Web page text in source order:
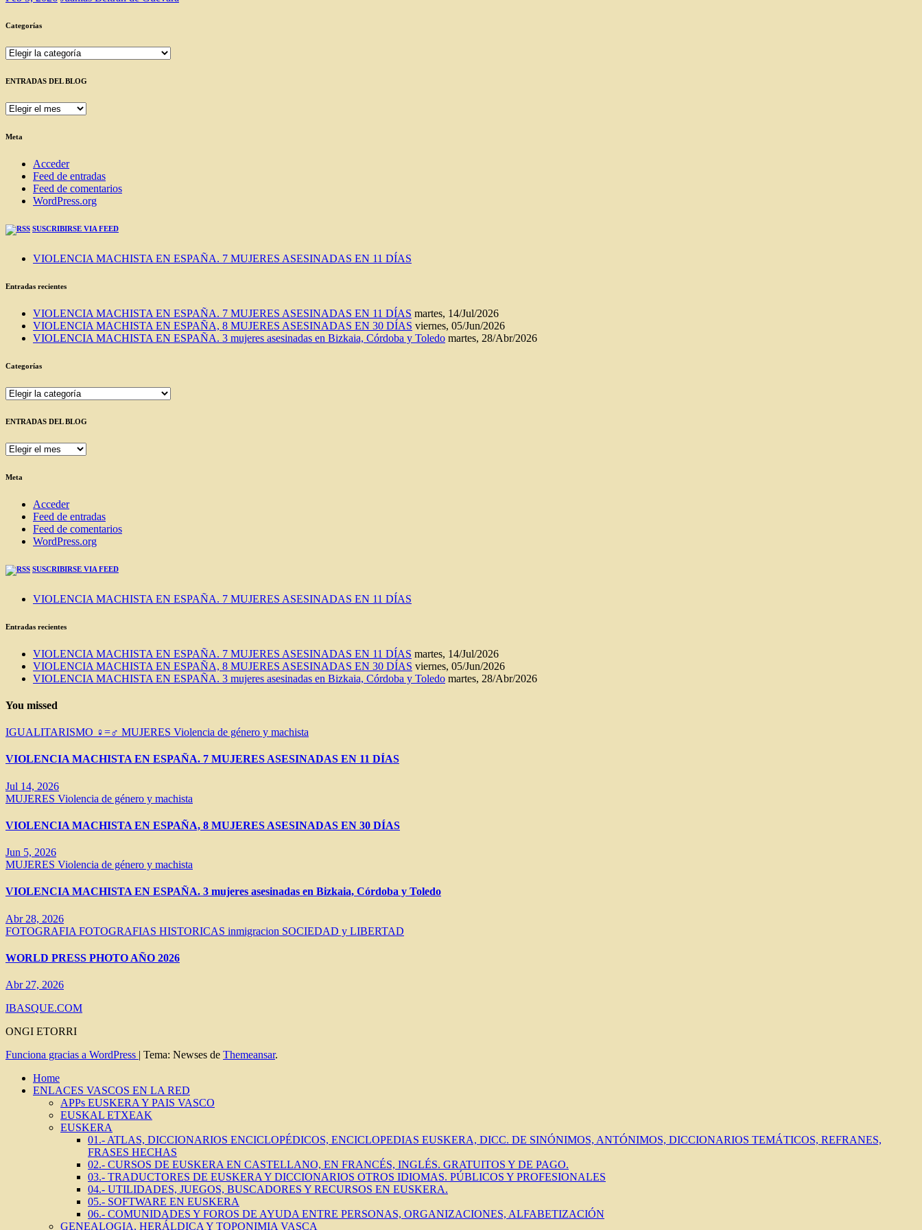
Categorías
Categorías
ENTRADAS DEL BLOG
ENTRADAS
BLOG
Meta
Acceder
Feed de entradas
Feed de comentarios
WordPress.org
SUSCRIBIRSE VIA FEED
VIOLENCIA MACHISTA EN ESPAÑA. 7 MUJERES ASESINADAS EN 11 DÍAS
Entradas recientes
VIOLENCIA MACHISTA EN ESPAÑA. 7 MUJERES ASESINADAS EN 11 DÍAS martes, 14/Jul/2026
VIOLENCIA MACHISTA EN ESPAÑA, 8 MUJERES ASESINADAS EN 30 DÍAS viernes, 05/Jun/2026
VIOLENCIA MACHISTA EN ESPAÑA. 3 mujeres asesinadas en Bizkaia, Córdoba y Toledo martes, 28/Abr/2026
Categorías
Categorías
ENTRADAS DEL BLOG
ENTRADAS
BLOG
Meta
Acceder
Feed de entradas
Feed de comentarios
WordPress.org
SUSCRIBIRSE VIA FEED
VIOLENCIA MACHISTA EN ESPAÑA. 7 MUJERES ASESINADAS EN 11 DÍAS
Entradas recientes
VIOLENCIA MACHISTA EN ESPAÑA. 7 MUJERES ASESINADAS EN 11 DÍAS martes, 14/Jul/2026
VIOLENCIA MACHISTA EN ESPAÑA, 8 MUJERES ASESINADAS EN 30 DÍAS viernes, 05/Jun/2026
VIOLENCIA MACHISTA EN ESPAÑA. 3 mujeres asesinadas en Bizkaia, Córdoba y Toledo martes, 28/Abr/2026
You missed
IGUALITARISMO ♀=♂ MUJERES Violencia de género y machista
VIOLENCIA MACHISTA EN ESPAÑA. 7 MUJERES ASESINADAS EN 11 DÍAS
Jul 14, 2026
MUJERES Violencia de género y machista
VIOLENCIA MACHISTA EN ESPAÑA, 8 MUJERES ASESINADAS EN 30 DÍAS
Jun 5, 2026
MUJERES Violencia de género y machista
VIOLENCIA MACHISTA EN ESPAÑA. 3 mujeres asesinadas en Bizkaia, Córdoba y Toledo
Abr 28, 2026
FOTOGRAFIA FOTOGRAFIAS HISTORICAS inmigracion SOCIEDAD y LIBERTAD
WORLD PRESS PHOTO AÑO 2026
Abr 27, 2026
IBASQUE.COM
ONGI ETORRI
Funciona gracias a WordPress | Tema: Newses de Themeansar.
Home
ENLACES VASCOS EN LA RED
APPs EUSKERA Y PAIS VASCO
EUSKAL ETXEAK
EUSKERA
01.- ATLAS, DICCIONARIOS ENCICLOPÉDICOS, ENCICLOPEDIAS EUSKERA, DICC. DE SINÓNIMOS, ANTÓNIMOS, DICCIONARIOS TEMÁTICOS, REFRANES,
FRASES HECHAS
02.- CURSOS DE EUSKERA EN CASTELLANO, EN FRANCÉS, INGLÉS. GRATUITOS Y DE PAGO.
03.- TRADUCTORES DE EUSKERA Y DICCIONARIOS OTROS IDIOMAS. PÚBLICOS Y PROFESIONALES
04.- UTILIDADES, JUEGOS, BUSCADORES Y RECURSOS EN EUSKERA.
05.- SOFTWARE EN EUSKERA
06.- COMUNIDADES Y FOROS DE AYUDA ENTRE PERSONAS, ORGANIZACIONES, ALFABETIZACIÓN
GENEALOGIA, HERÁLDICA Y TOPONIMIA VASCA